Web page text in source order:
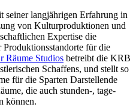
seiner langjährigen Erfahrung in
von Kulturproduktionen und
Expertise die
für die
Räume Studios betreibt die KRB
Schaffens, und stellt so
für die Sparten Darstellende
die auch stunden-, tage-
können.